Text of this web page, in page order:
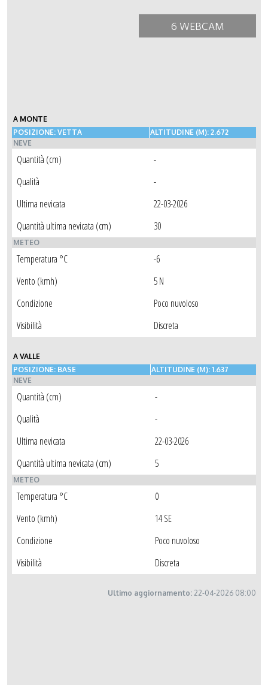
6 WEBCAM
A MONTE
POSIZIONE: VETTA
ALTITUDINE (M): 2.672
NEVE
Quantità (cm)
-
Qualità
-
Ultima nevicata
22-03-2026
Quantità ultima nevicata (cm)
30
METEO
Temperatura °C
-6
Vento (kmh)
5 N
Condizione
Poco nuvoloso
Visibilità
Discreta
A VALLE
POSIZIONE: BASE
ALTITUDINE (M): 1.637
NEVE
Quantità (cm)
-
Qualità
-
Ultima nevicata
22-03-2026
Quantità ultima nevicata (cm)
5
METEO
Temperatura °C
0
Vento (kmh)
14 SE
Condizione
Poco nuvoloso
Visibilità
Discreta
Ultimo aggiornamento: 22-04-2026 08:00